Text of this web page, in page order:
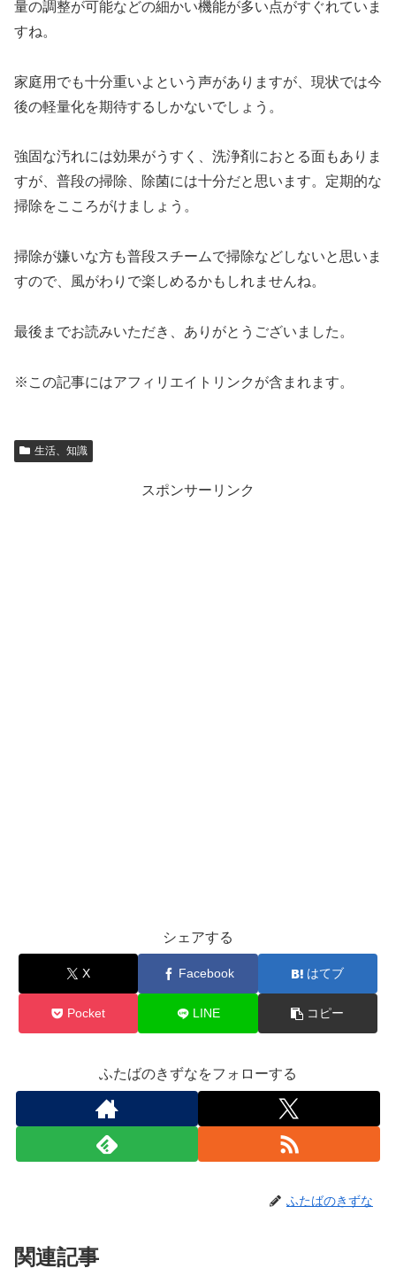
量の調整が可能などの細かい機能が多い点がすぐれていま
すね。
家庭用でも十分重いよという声がありますが、現状では今
後の軽量化を期待するしかないでしょう。
強固な汚れには効果がうすく、洗浄剤におとる面もありま
すが、普段の掃除、除菌には十分だと思います。定期的な
掃除をこころがけましょう。
掃除が嫌いな方も普段スチームで掃除などしないと思いま
すので、風がわりで楽しめるかもしれませんね。
最後までお読みいただき、ありがとうございました。
※この記事にはアフィリエイトリンクが含まれます。
生活、知識
スポンサーリンク
シェアする
X Facebook はてブ
Pocket LINE コピー
ふたばのきずなをフォローする
ふたばのきずな
関連記事